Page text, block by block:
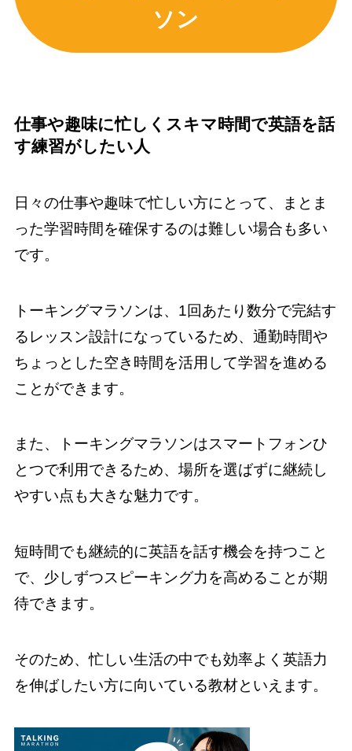
ソン
仕事や趣味に忙しくスキマ時間で英語を話
す練習がしたい人
日々の仕事や趣味で忙しい方にとって、まとま
った学習時間を確保するのは難しい場合も多い
です。
トーキングマラソンは、1回あたり数分で完結す
るレッスン設計になっているため、通勤時間や
ちょっとした空き時間を活用して学習を進める
ことができます。
また、トーキングマラソンはスマートフォンひ
とつで利用できるため、場所を選ばずに継続し
やすい点も大きな魅力です。
短時間でも継続的に英語を話す機会を持つこと
で、少しずつスピーキング力を高めることが期
待できます。
そのため、忙しい生活の中でも効率よく英語力
を伸ばしたい方に向いている教材といえます。